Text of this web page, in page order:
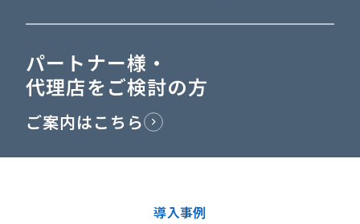
パートナー様・
代理店をご検討の方
ご案内はこちら
導入事例